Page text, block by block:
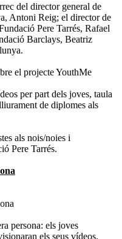
del director general de
Antoni Reig; el director de
Pere Tarrés, Rafael
Barclays, Beatriz
el projecte YouthMe
per part dels joves, taula
de diplomes als
als nois/noies i
Pere Tarrés.
persona: els joves
els seus vídeos.